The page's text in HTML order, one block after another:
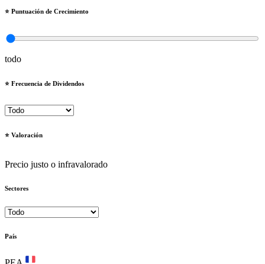
⭐️ Puntuación de Crecimiento
todo
⭐️ Frecuencia de Dividendos
⭐️ Valoración
Precio justo o infravalorado
Sectores
País